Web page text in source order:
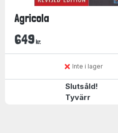
Agricola
649 kr.
Inte i lager
Slutsåld!
Tyvärr